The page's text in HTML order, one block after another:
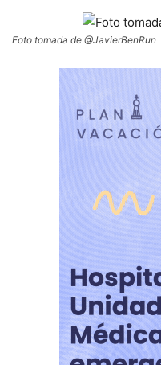
Foto tomada de @JavierBenRun